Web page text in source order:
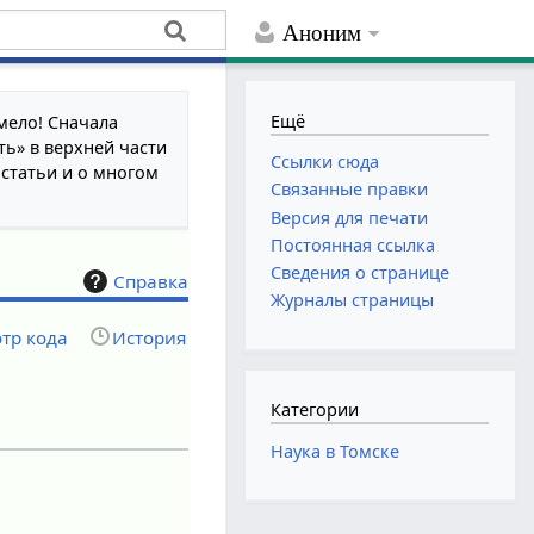
Аноним
Сначала
в верхней части
и о многом
Справка
кода История
Ещё
Ссылки сюда
Связанные правки
Версия для печати
Постоянная ссылка
Сведения о странице
Журналы страницы
Категории
Наука в Томске